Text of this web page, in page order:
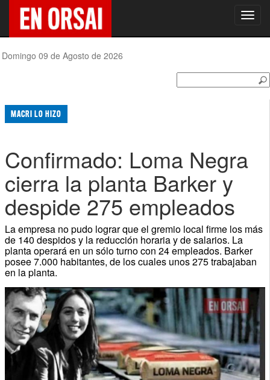
Domingo 09 de Agosto de 2026
MACRI LO HIZO
Confirmado: Loma Negra
cierra la planta Barker y
despide 275 empleados
La empresa no pudo lograr que el gremio local firme los más
de 140 despidos y la reducción horaria y de salarios. La
planta operará en un sólo turno con 24 empleados. Barker
posee 7.000 habitantes, de los cuales unos 275 trabajaban
en la planta.